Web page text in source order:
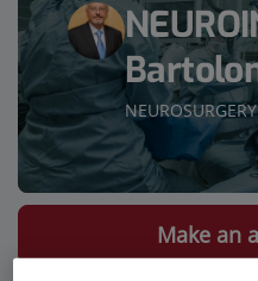
NEUROSURGERY
Make an